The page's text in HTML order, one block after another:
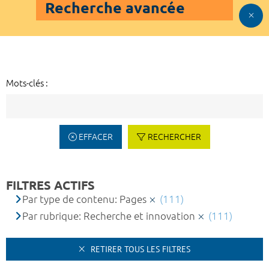
Recherche avancée
Mots-clés :
EFFACER RECHERCHER
FILTRES ACTIFS
Par type de contenu: Pages
(111)
Par rubrique: Recherche et innovation
(111)
RETIRER TOUS LES FILTRES